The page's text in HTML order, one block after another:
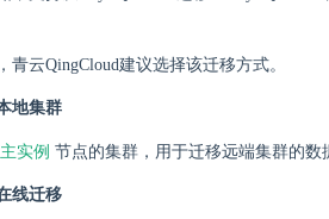
青云QingCloud建议选择该迁移方式。
地集群
主实例 节点的集群，用于迁移远端集群的数
线迁移